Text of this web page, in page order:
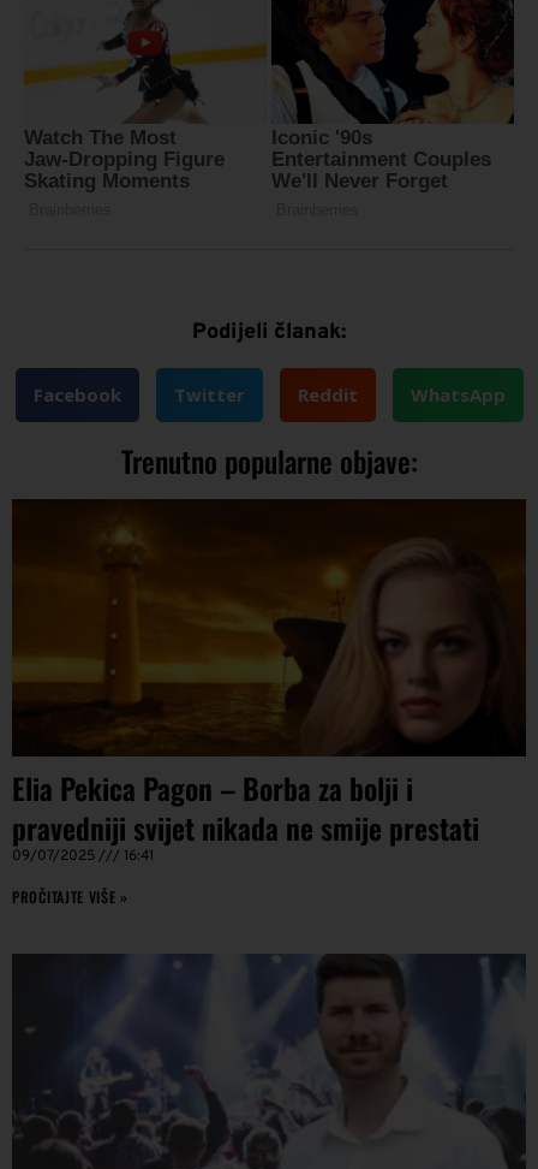
Podijeli članak:
Facebook Twitter Reddit WhatsApp
Trenutno popularne objave:
Elia Pekica Pagon – Borba za bolji i
pravedniji svijet nikada ne smije prestati
09/07/2025 16:41
PROČITAJTE VIŠE »